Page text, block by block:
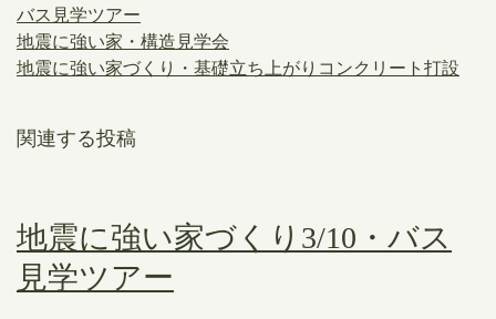
バス見学ツアー
地震に強い家・構造見学会
地震に強い家づくり・基礎立ち上がりコンクリート打設
関連する投稿
地震に強い家づくり3/10・バス
見学ツアー